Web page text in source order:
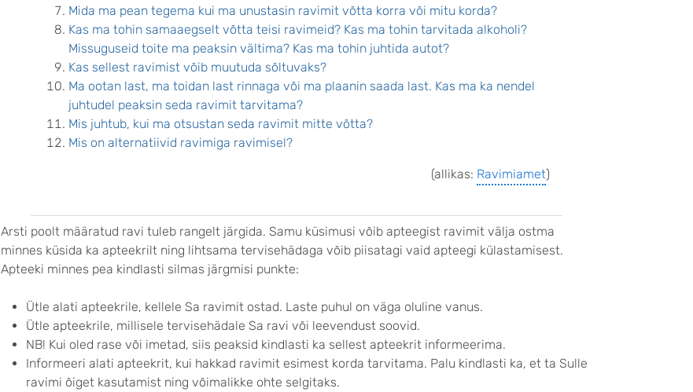
Mida ma pean tegema kui ma unustasin ravimit võtta korra või mitu korda?
Kas ma tohin samaaegselt võtta teisi ravimeid? Kas ma tohin tarvitada alkoholi?
Missuguseid toite ma peaksin vältima? Kas ma tohin juhtida autot?
Kas sellest ravimist võib muutuda sõltuvaks?
Ma ootan last, ma toidan last rinnaga või ma plaanin saada last. Kas ma ka nendel
juhtudel peaksin seda ravimit tarvitama?
Mis juhtub, kui ma otsustan seda ravimit mitte võtta?
Mis on alternatiivid ravimiga ravimisel?
(allikas: Ravimiamet)
Arsti poolt määratud ravi tuleb rangelt järgida. Samu küsimusi võib apteegist ravimit välja ostma
minnes küsida ka apteekrilt ning lihtsama tervisehädaga võib piisatagi vaid apteegi külastamisest.
Apteeki minnes pea kindlasti silmas järgmisi punkte:
Ütle alati apteekrile, kellele Sa ravimit ostad. Laste puhul on väga oluline vanus.
Ütle apteekrile, millisele tervisehädale Sa ravi või leevendust soovid.
NB! Kui oled rase või imetad, siis peaksid kindlasti ka sellest apteekrit informeerima.
Informeeri alati apteekrit, kui hakkad ravimit esimest korda tarvitama. Palu kindlasti ka, et ta Sulle
ravimi õiget kasutamist ning võimalikke ohte selgitaks.